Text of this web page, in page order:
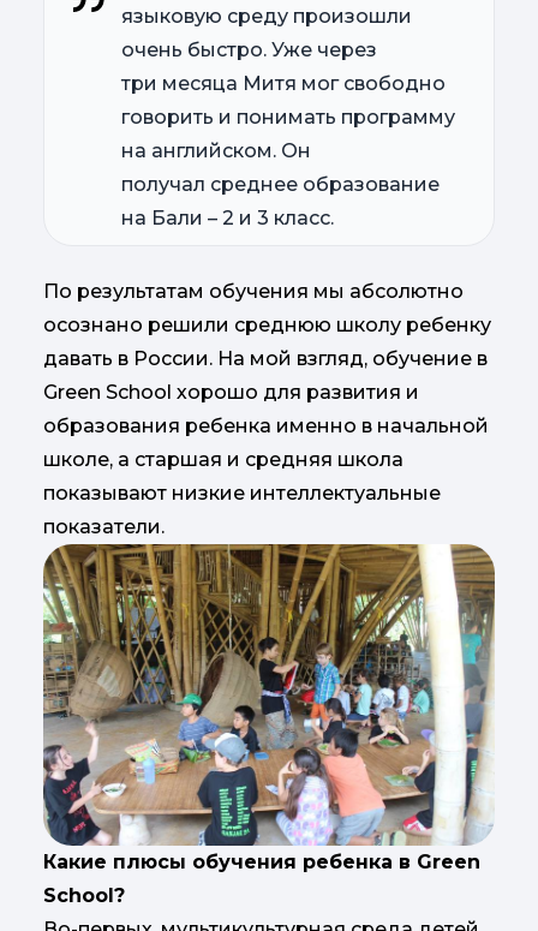
языковую среду произошли
очень быстро. Уже через
три месяца Митя мог свободно
говорить и понимать программу
на английском. Он
получал среднее образование
на Бали – 2 и 3 класс.
По результатам обучения мы абсолютно
осознано решили среднюю школу ребенку
давать в России. На мой взгляд, обучение в
Green School хорошо для развития и
образования ребенка именно в начальной
школе, а старшая и средняя школа
показывают низкие интеллектуальные
показатели.
Какие плюсы обучения ребенка в Green
School?